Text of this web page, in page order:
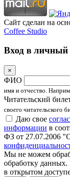
Сайт сделан на
Coffee Studio
Вход в личный
×
ФИО
имя и отчество.
Читательский
своего читательского
Даю свое
информации в
ФЗ от 27.07.2006
Мы не можем
обработку
в открытом